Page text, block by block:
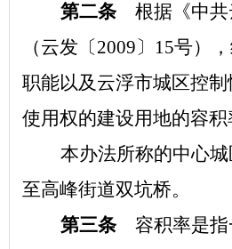
第二条根据《中共
（云发〔2009〕15号）
职能以及云浮市城区控
使用权的建设用地的容
本办法所称的中心
至高峰街道双坑桥。
第三条容积率是指